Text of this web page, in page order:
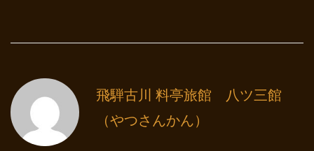
飛騨古川 料亭旅館 八ツ三館
（やつさんかん）